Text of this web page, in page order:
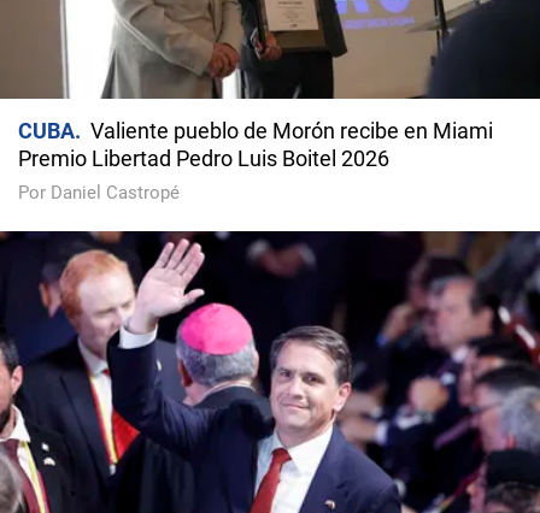
CUBA
Valiente pueblo de Morón recibe en Miami
Premio Libertad Pedro Luis Boitel 2026
Por Daniel Castropé